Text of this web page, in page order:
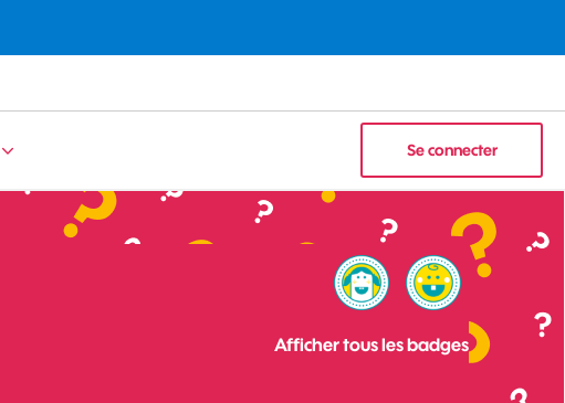
Se connecter
Afficher tous les badges